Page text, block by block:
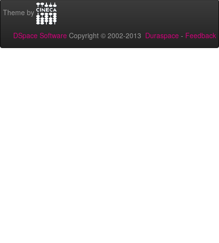
Theme by
DSpace Software Copyright © 2002-2013 Duraspace - Feedback